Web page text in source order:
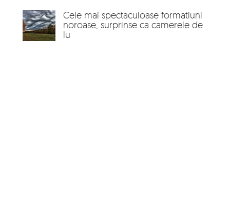
Cele mai spectaculoase formatiuni
noroase, surprinse ca camerele de
lu